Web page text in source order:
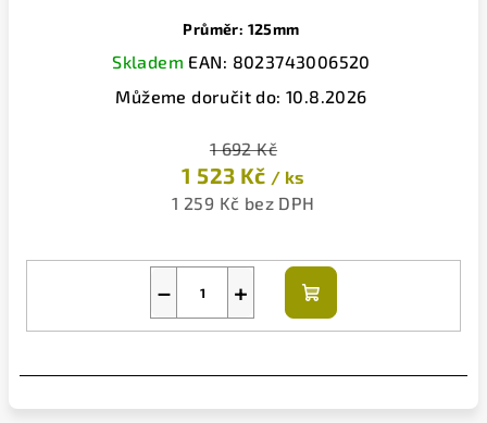
Průměr: 125mm
Skladem EAN: 8023743006520
Můžeme doručit do: 10.8.2026
1 692 Kč
1 523 Kč / ks
1 259 Kč bez DPH
+
−
Do
košíku